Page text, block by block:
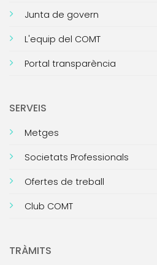
Junta de govern
L'equip del COMT
Portal transparència
SERVEIS
Metges
Societats Professionals
Ofertes de treball
Club COMT
TRÀMITS